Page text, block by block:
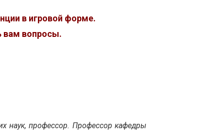
в игровой форме.
вам вопросы.
наук, профессор. Профессор кафедры